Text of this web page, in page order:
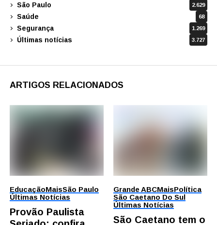
São Paulo 2.629
Saúde 68
Segurança 1.269
Últimas notícias 3.727
ARTIGOS RELACIONADOS
EducaçãoMaisSão Paulo
Últimas Notícias
Provão Paulista
Grande ABCMaisPolítica
São Caetano Do Sul
Últimas Notícias
São Caetano tem o